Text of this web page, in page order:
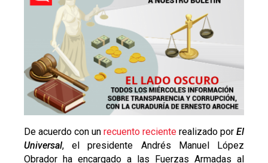
De acuerdo con un recuento reciente realizado porEl
Universal, el presidente Andrés Manuel López
Obrador ha encargado a las Fuerzas Armadas al